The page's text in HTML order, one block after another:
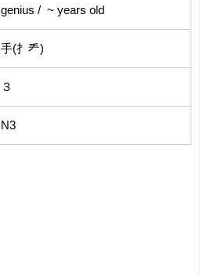
genius / ~ years old
手(扌龵)
３
N3